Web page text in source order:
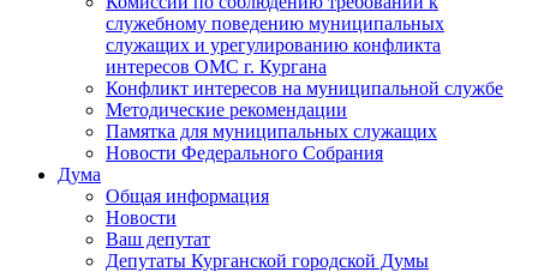
служебному поведению муниципальных
служащих и урегулированию конфликта
интересов ОМС г. Кургана
Конфликт интересов на муниципальной службе
Методические рекомендации
Памятка для муниципальных служащих
Новости Федерального Cобрания
Дума
Общая информация
Новости
Ваш депутат
Депутаты Курганской городской Думы